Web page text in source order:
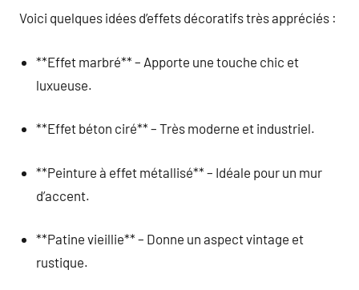
Voici quelques idées d’effets décoratifs très appréciés :
**Effet marbré** – Apporte une touche chic et
luxueuse.
**Effet béton ciré** – Très moderne et industriel.
**Peinture à effet métallisé** – Idéale pour un mur
d’accent.
**Patine vieillie** – Donne un aspect vintage et
rustique.